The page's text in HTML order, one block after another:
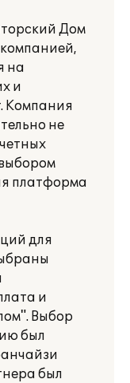
Дом
на
и
Компания
не
платформа
для
и
Выбор
был
был